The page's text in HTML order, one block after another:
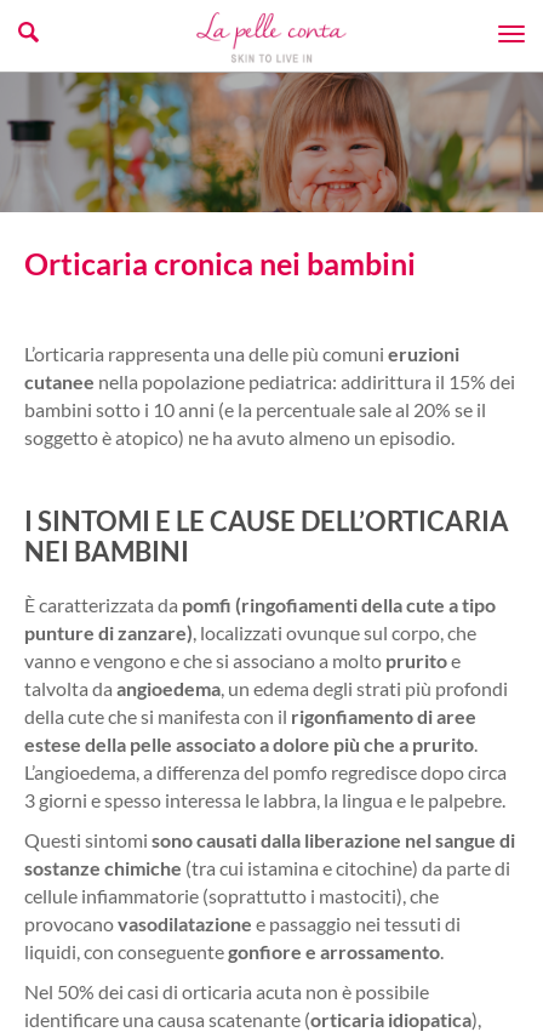
Orticaria cronica nei bambini
L’orticaria rappresenta una delle più comuni eruzioni
cutanee nella popolazione pediatrica: addirittura il 15% dei
bambini sotto i 10 anni (e la percentuale sale al 20% se il
soggetto è atopico) ne ha avuto almeno un episodio.
I SINTOMI E LE CAUSE DELL’ORTICARIA
NEI BAMBINI
È caratterizzata da pomfi (ringofiamenti della cute a tipo
punture di zanzare), localizzati ovunque sul corpo, che
vanno e vengono e che si associano a molto pruritoe
talvolta da angioedema, un edema degli strati più profondi
della cute che si manifesta con il rigonfiamento di aree
estese della pelle associato a dolore più che a prurito.
L’angioedema, a differenza del pomfo regredisce dopo circa
3 giorni e spesso interessa le labbra, la lingua e le palpebre.
Questi sintomi sono causati dalla liberazione nel sangue di
sostanze chimiche (tra cui istamina e citochine) da parte di
cellule infiammatorie (soprattutto i mastociti), che
provocanovasodilatazione e passaggio nei tessuti di
liquidi, con conseguentegonfiore e arrossamento.
Nel 50% dei casi di orticaria acuta non è possibile
identificare una causa scatenante (orticaria idiopatica),